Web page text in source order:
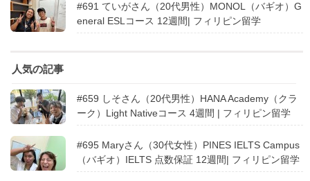
#691 ていがさん（20代男性）MONOL（バギオ）G
eneral ESLコース 12週間| フィリピン留学
人気の記事
#659 しそさん（20代男性）HANA Academy（クラ
ーク）Light Nativeコース 4週間 | フィリピン留学
#695 Maryさん（30代女性）PINES IELTS Campus
（バギオ）IELTS 点数保証 12週間| フィリピン留学